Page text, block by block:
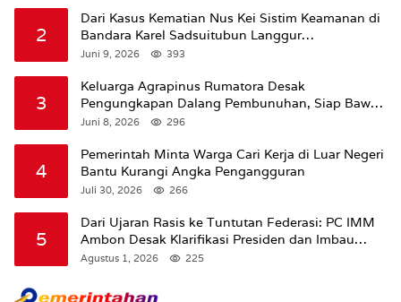
2
Dari Kasus Kematian Nus Kei Sistim Keamanan di
Bandara Karel Sadsuitubun Langgur
Dipertanyakan
Juni 9, 2026 393
3
Keluarga Agrapinus Rumatora Desak
Pengungkapan Dalang Pembunuhan, Siap Bawa
Kasus ke Komisi III DPR RI
Juni 8, 2026 296
4
Pemerintah Minta Warga Cari Kerja di Luar Negeri
Bantu Kurangi Angka Pengangguran
Juli 30, 2026 266
5
Dari Ujaran Rasis ke Tuntutan Federasi: PC IMM
Ambon Desak Klarifikasi Presiden dan Imbau
Tunda Pengibaran Bendera Merah Putih Di
Agustus 1, 2026 225